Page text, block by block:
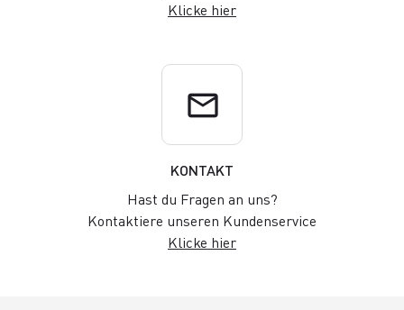
Klicke hier
email
KONTAKT
Hast du Fragen an uns?
Kontaktiere unseren Kundenservice
Klicke hier